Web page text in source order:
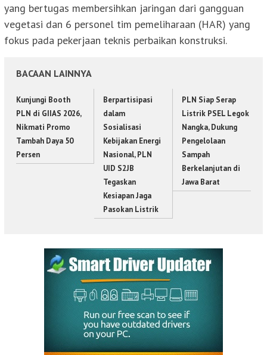
yang bertugas membersihkan jaringan dari gangguan
vegetasi dan 6 personel tim pemeliharaan (HAR) yang
fokus pada pekerjaan teknis perbaikan konstruksi.
BACAAN LAINNYA
Kunjungi Booth
PLN di GIIAS 2026,
Nikmati Promo
Tambah Daya 50
Persen
Berpartisipasi
dalam
Sosialisasi
Kebijakan Energi
Nasional, PLN
UID S2JB
Tegaskan
Kesiapan Jaga
Pasokan Listrik
PLN Siap Serap
Listrik PSEL Legok
Nangka, Dukung
Pengelolaan
Sampah
Berkelanjutan di
Jawa Barat